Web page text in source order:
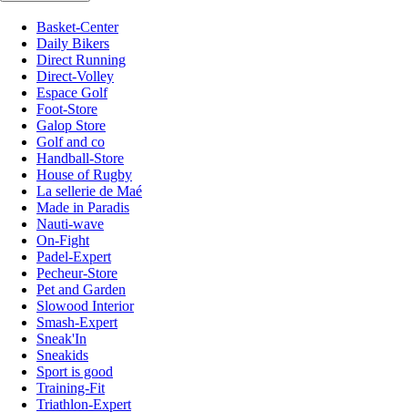
Basket-Center
Daily Bikers
Direct Running
Direct-Volley
Espace Golf
Foot-Store
Galop Store
Golf and co
Handball-Store
House of Rugby
La sellerie de Maé
Made in Paradis
Nauti-wave
On-Fight
Padel-Expert
Pecheur-Store
Pet and Garden
Slowood Interior
Smash-Expert
Sneak'In
Sneakids
Sport is good
Training-Fit
Triathlon-Expert